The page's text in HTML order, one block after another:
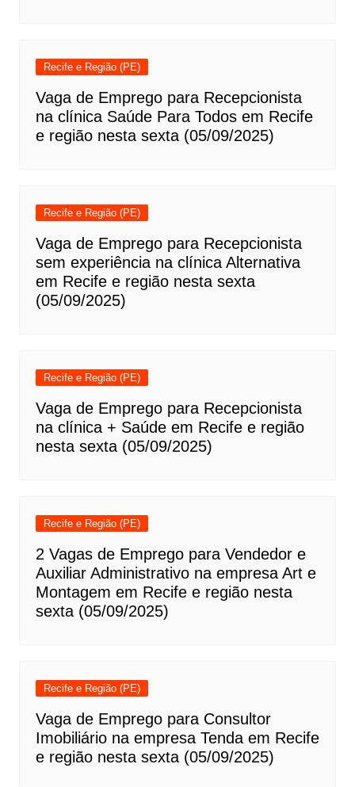
Recife e Região (PE)
Vaga de Emprego para Recepcionista
na clínica Saúde Para Todos em Recife
e região nesta sexta (05/09/2025)
Recife e Região (PE)
Vaga de Emprego para Recepcionista
sem experiência na clínica Alternativa
em Recife e região nesta sexta
(05/09/2025)
Recife e Região (PE)
Vaga de Emprego para Recepcionista
na clínica + Saúde em Recife e região
nesta sexta (05/09/2025)
Recife e Região (PE)
2 Vagas de Emprego para Vendedor e
Auxiliar Administrativo na empresa Art e
Montagem em Recife e região nesta
sexta (05/09/2025)
Recife e Região (PE)
Vaga de Emprego para Consultor
Imobiliário na empresa Tenda em Recife
e região nesta sexta (05/09/2025)